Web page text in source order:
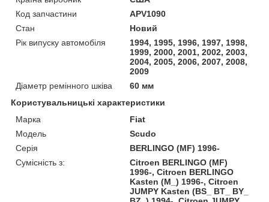
Код запчастини
APV1090
Стан
Новий
Рік випуску автомобіля
1994, 1995, 1996, 1997, 1998,
1999, 2000, 2001, 2002, 2003,
2004, 2005, 2006, 2007, 2008,
2009
Діаметр ремінного шківа
60 мм
Користувальницькі характеристики
Марка
Fiat
Модель
Scudo
Серія
BERLINGO (MF) 1996-
Сумісність з:
Citroen BERLINGO (MF)
1996-, Citroen BERLINGO
Kasten (M_) 1996-, Citroen
JUMPY Kasten (BS_ BT_ BY_